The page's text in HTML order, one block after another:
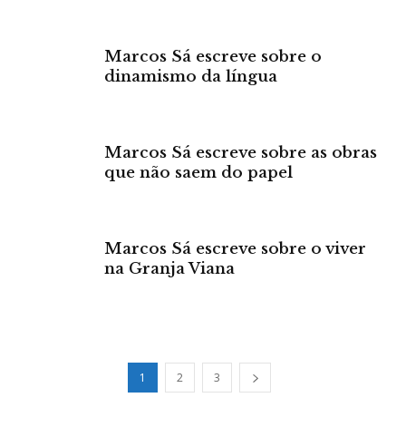
Marcos Sá escreve sobre o
dinamismo da língua
Marcos Sá escreve sobre as obras
que não saem do papel
Marcos Sá escreve sobre o viver
na Granja Viana
1 2 3